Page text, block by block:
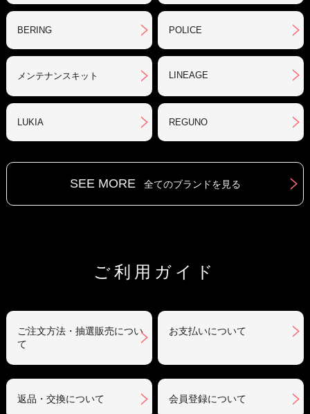
BERING POLICE
メンテナンスキット LINEAGE
LUKIA REGUNO
SEE MORE 全てのブランドを見る
ご利用ガイド
ご注文方法・抽選販売につい
て
お支払いについて
返品・交換について 会員登録について